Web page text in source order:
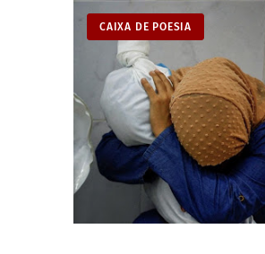
CAIXA DE POESIA